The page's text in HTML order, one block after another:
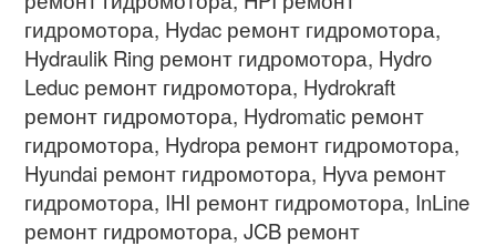
гидромотора, Hydac ремонт гидромотора,
Hydraulik Ring ремонт гидромотора, Hydro
Leduc ремонт гидромотора, Hydrokraft
ремонт гидромотора, Hydromatic ремонт
гидромотора, Hydropa ремонт гидромотора,
Hyundai ремонт гидромотора, Hyva ремонт
гидромотора, IHI ремонт гидромотора, InLine
ремонт гидромотора, JCB ремонт